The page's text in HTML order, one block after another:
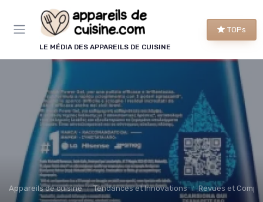
LE MÉDIA DES APPAREILS DE CUISINE
TOPs
Appareils de cuisine Tendances et Innovations Revues et
Panneau de gestion des cookies